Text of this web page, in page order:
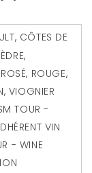
, CÔTES DE
,
ROSÉ, ROUGE,
, VIOGNIER
TOUR -
VIN
- WINE